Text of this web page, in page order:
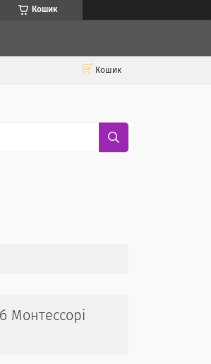
Кошик
Кошик
Монтессорі